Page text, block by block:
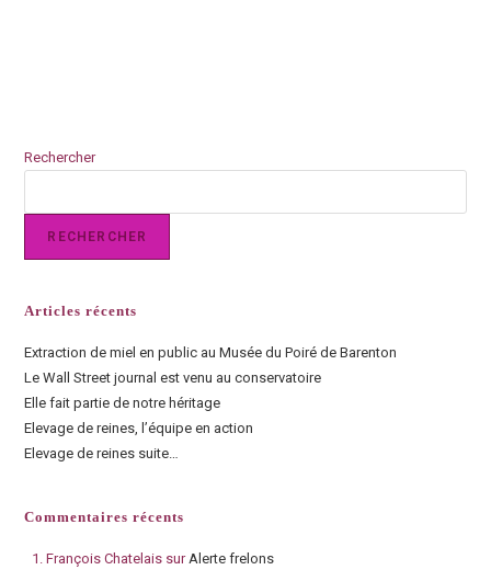
Rechercher
RECHERCHER
Articles récents
Extraction de miel en public au Musée du Poiré de Barenton
Le Wall Street journal est venu au conservatoire
Elle fait partie de notre héritage
Elevage de reines, l’équipe en action
Elevage de reines suite…
Commentaires récents
François Chatelais surAlerte frelons